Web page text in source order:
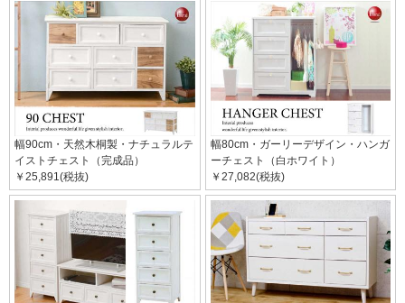
幅90cm・天然木桐製・ナチュラルテ
イストチェスト（完成品）
￥25,891(税抜)
幅80cm・ガーリーデザイン・ハンガ
ーチェスト（白ホワイト）
￥27,082(税抜)